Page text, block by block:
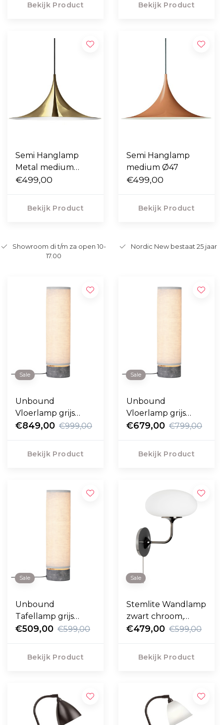
Bekijk Product Bekijk Product
Semi Hanglamp
Metal medium
47cm
€499,00
Bekijk Product
Semi Hanglamp
medium Ø47
€499,00
Bekijk Product
Showroom di t/m za open 10-
17.00
Nordic New bestaat 25 jaar
Sale
Unbound
Vloerlamp grijs
marmer H120
€849,00 €999,00
Bekijk Product
Sale
Unbound
Vloerlamp grijs
marmer H80
€679,00 €799,00
Bekijk Product
Sale
Unbound
Tafellamp grijs
marmer H45
€509,00 €599,00
Bekijk Product
Sale
Stemlite Wandlamp
zwart chroom,
frosted glas
€479,00 €599,00
Bekijk Product